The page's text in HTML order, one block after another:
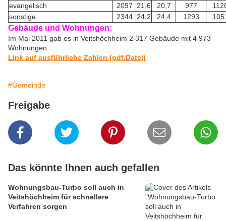
evangelisch
2097 21,6 20,7 977
sonstige
2344 24,2 24,4 1293
Gebäude und Wohnungen:
Im Mai 2011 gab es in Veitshöchheim 2 317 Gebäude mit 4 973
Wohnungen.
Link auf ausführliche Zahlen (pdf.Datei)
#Gemeinde
Freigabe
Das könnte Ihnen auch gefallen
Wohnungsbau-Turbo soll auch in
Veitshöchheim für schnellere
Verfahren sorgen